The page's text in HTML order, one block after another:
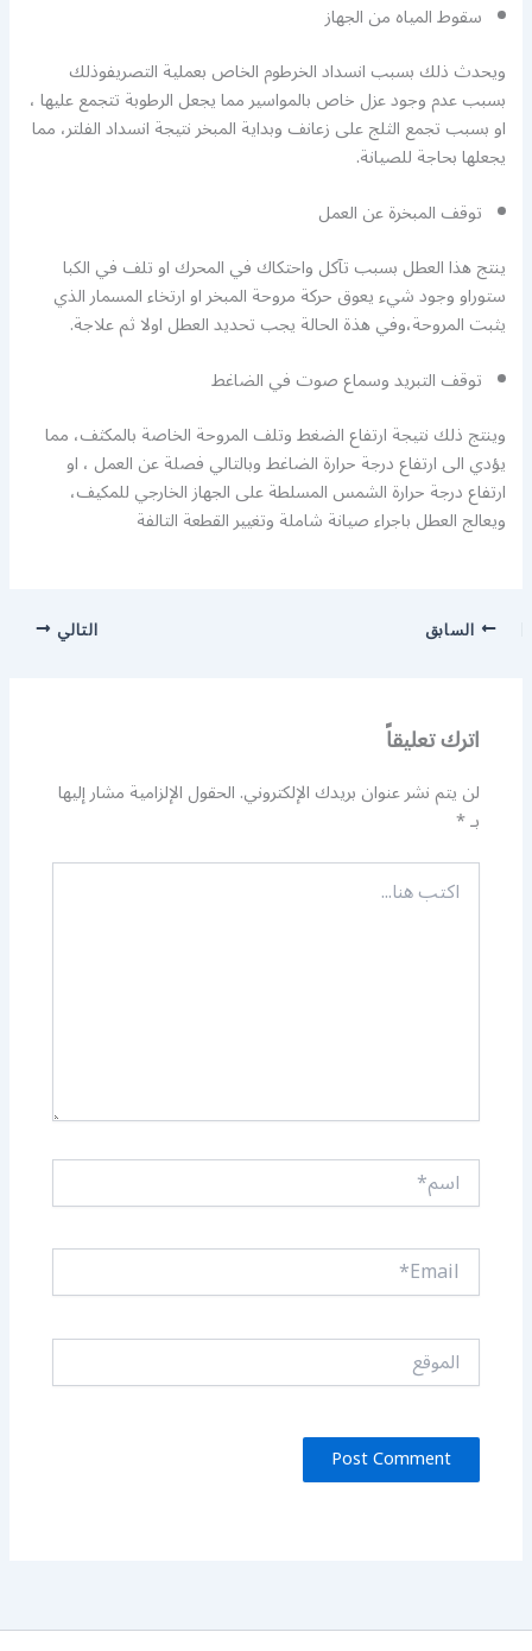
سقوط المياه من الجهاز
ويحدث ذلك بسبب انسداد الخرطوم الخاص بعملية التصريفوذلك
بسبب عدم وجود عزل خاص بالمواسير مما يجعل الرطوبة تتجمع عليها ،
او بسبب تجمع الثلج على زعانف وبداية المبخر نتيجة انسداد الفلتر، مما
يجعلها بحاجة للصيانة.
توقف المبخرة عن العمل
ينتج هذا العطل بسبب تآكل واحتكاك في المحرك او تلف في الكبا
ستوراو وجود شيء يعوق حركة مروحة المبخر او ارتخاء المسمار الذي
يثبت المروحة،وفي هذة الحالة يجب تحديد العطل اولا ثم علاجة.
توقف التبريد وسماع صوت في الضاغط
وينتج ذلك نتيجة ارتفاع الضغط وتلف المروحة الخاصة بالمكثف، مما
يؤدي الى ارتفاع درجة حرارة الضاغط وبالتالي فصلة عن العمل ، او
ارتفاع درجة حرارة الشمس المسلطة على الجهاز الخارجي للمكيف،
ويعالج العطل باجراء صيانة شاملة وتغيير القطعة التالفة
السابق التالي
اترك تعليقاً
لن يتم نشر عنوان بريدك الإلكتروني.الحقول الإلزامية مشار إليها
بـ*
اكتب
هنا...
اسم*
Email*
الموقع